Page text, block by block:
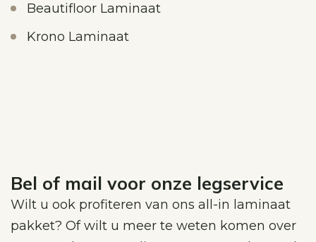
Beautifloor Laminaat
Krono Laminaat
Bel of mail voor onze legservice
Wilt u ook profiteren van ons all-in laminaat
pakket? Of wilt u meer te weten komen over